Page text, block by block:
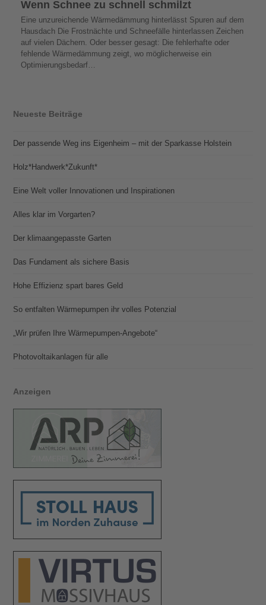
Wenn Schnee zu schnell schmilzt
Eine unzureichende Wärmedämmung hinterlässt Spuren auf dem
Hausdach Die Frostnächte und Schneefälle hinterlassen Zeichen
auf vielen Dächern. Oder besser gesagt: Die fehlerhafte oder
fehlende Wärmedämmung zeigt, wo möglicherweise ein
Optimierungsbedarf…
Neueste Beiträge
Der passende Weg ins Eigenheim – mit der Sparkasse Holstein
Holz*Handwerk*Zukunft*
Eine Welt voller Innovationen und Inspirationen
Alles klar im Vorgarten?
Der klimaangepasste Garten
Das Fundament als sichere Basis
Hohe Effizienz spart bares Geld
So entfalten Wärmepumpen ihr volles Potenzial
„Wir prüfen Ihre Wärmepumpen-Angebote“
Photovoltaik­­anlagen für alle
Anzeigen